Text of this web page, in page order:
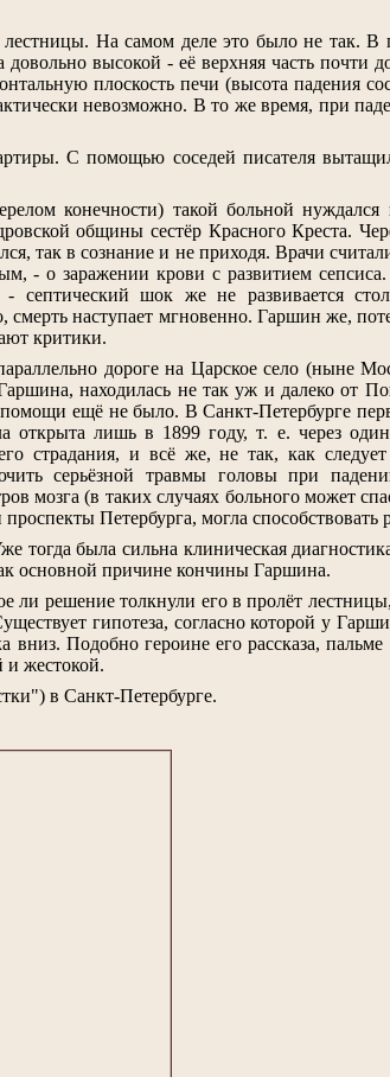
лестницы. На самом деле это было не так. В
высокой - её верхняя часть почти
плоскость печи (высота падения
невозможно. В то же время, при
С помощью соседей писателя
конечности) такой больной нуждался
общины сестёр Красного Креста.
так в сознание и не приходя. Врачи
- о заражении крови с развитием
- септический шок же не развивается
наступает мгновенно. Гаршин же,
критики.
дороге на Царское село (ныне
находилась не так уж и далеко от
ещё не было. В Санкт-Петербурге
лишь в 1899 году, т. е. через
страдания, и всё же, не так, как следует
серьёзной травмы головы при
(в таких случаях больного может
Петербурга, могла способствовать
тогда была сильна клиническая
основной причине кончины Гаршина.
ли решение толкнули его в пролёт
гипотеза, согласно которой у
Подобно героине его рассказа, пальме
и жестокой.
в Санкт-Петербурге.